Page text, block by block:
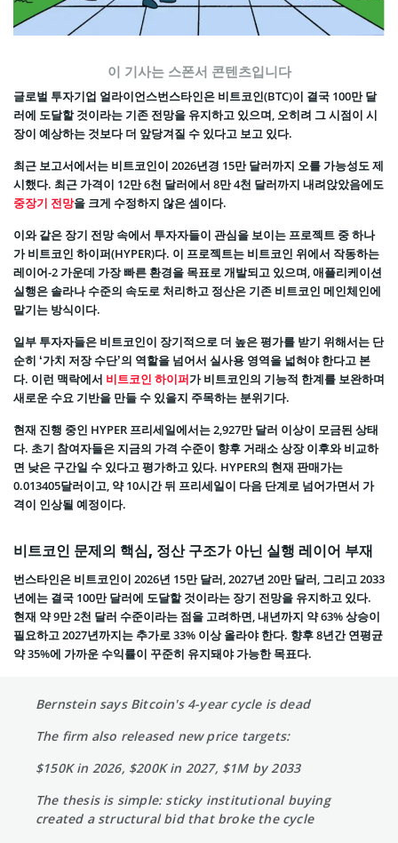
이 기사는 스폰서 콘텐츠입니다
글로벌 투자기업 얼라이언스번스타인은 비트코인(BTC)이 결국 100만 달
러에 도달할 것이라는 기존 전망을 유지하고 있으며, 오히려 그 시점이 시
장이 예상하는 것보다 더 앞당겨질 수 있다고 보고 있다.
최근 보고서에서는 비트코인이 2026년경 15만 달러까지 오를 가능성도 제
시했다. 최근 가격이 12만 6천 달러에서 8만 4천 달러까지 내려앉았음에도
중장기 전망을 크게 수정하지 않은 셈이다.
이와 같은 장기 전망 속에서 투자자들이 관심을 보이는 프로젝트 중 하나
가 비트코인 하이퍼(HYPER)다. 이 프로젝트는 비트코인 위에서 작동하는
레이어-2 가운데 가장 빠른 환경을 목표로 개발되고 있으며, 애플리케이션
실행은 솔라나 수준의 속도로 처리하고 정산은 기존 비트코인 메인체인에
맡기는 방식이다.
일부 투자자들은 비트코인이 장기적으로 더 높은 평가를 받기 위해서는 단
순히 ‘가치 저장 수단’의 역할을 넘어서 실사용 영역을 넓혀야 한다고 본
다. 이런 맥락에서 비트코인 하이퍼가 비트코인의 기능적 한계를 보완하며
새로운 수요 기반을 만들 수 있을지 주목하는 분위기다.
현재 진행 중인 HYPER 프리세일에서는 2,927만 달러 이상이 모금된 상태
다. 초기 참여자들은 지금의 가격 수준이 향후 거래소 상장 이후와 비교하
면 낮은 구간일 수 있다고 평가하고 있다. HYPER의 현재 판매가는
0.013405달러이고, 약 10시간 뒤 프리세일이 다음 단계로 넘어가면서 가
격이 인상될 예정이다.
비트코인 문제의 핵심, 정산 구조가 아닌 실행 레이어 부재
번스타인은 비트코인이 2026년 15만 달러, 2027년 20만 달러, 그리고 2033
년에는 결국 100만 달러에 도달할 것이라는 장기 전망을 유지하고 있다.
현재 약 9만 2천 달러 수준이라는 점을 고려하면, 내년까지 약 63% 상승이
필요하고 2027년까지는 추가로 33% 이상 올라야 한다. 향후 8년간 연평균
약 35%에 가까운 수익률이 꾸준히 유지돼야 가능한 목표다.
Bernstein says Bitcoin's 4-year cycle is dead
The firm also released new price targets:
$150K in 2026, $200K in 2027, $1M by 2033
The thesis is simple: sticky institutional buying
created a structural bid that broke the cycle